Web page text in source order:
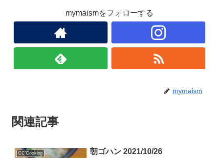
mymaismをフォローする
mymaism
関連記事
CC'Cooking 朝ゴハン 2021/10/26